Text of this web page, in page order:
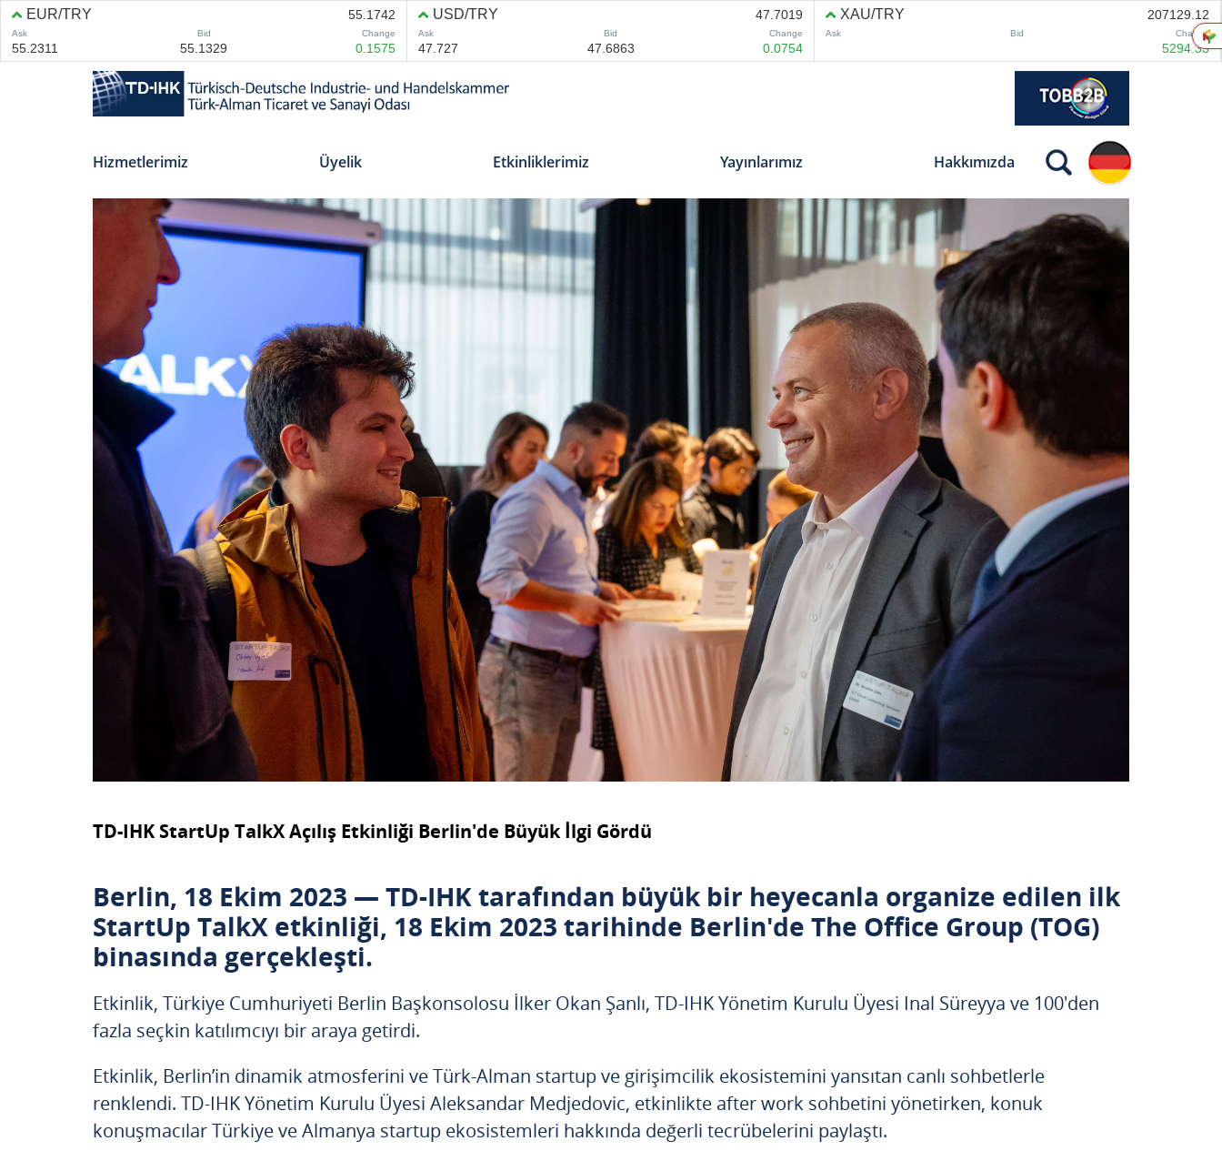
Hizmetlerimiz Üyelik Etkinliklerimiz Yayınlarımız Hakkımızda
TD-IHK StartUp TalkX Açılış Etkinliği Berlin'de Büyük İlgi Gördü
Berlin, 18 Ekim 2023 — TD-IHK tarafından büyük bir heyecanla organize edilen ilk
StartUp TalkX etkinliği, 18 Ekim 2023 tarihinde Berlin'de The Office Group (TOG)
binasında gerçekleşti.
Etkinlik, Türkiye Cumhuriyeti Berlin Başkonsolosu İlker Okan Şanlı, TD-IHK Yönetim Kurulu Üyesi Inal Süreyya ve 100'den
fazla seçkin katılımcıyı bir araya getirdi.
Etkinlik, Berlin’in dinamik atmosferini ve Türk-Alman startup ve girişimcilik ekosistemini yansıtan canlı sohbetlerle
renklendi. TD-IHK Yönetim Kurulu Üyesi Aleksandar Medjedovic, etkinlikte after work sohbetini yönetirken, konuk
konuşmacılar Türkiye ve Almanya startup ekosistemleri hakkında değerli tecrübelerini paylaştı.